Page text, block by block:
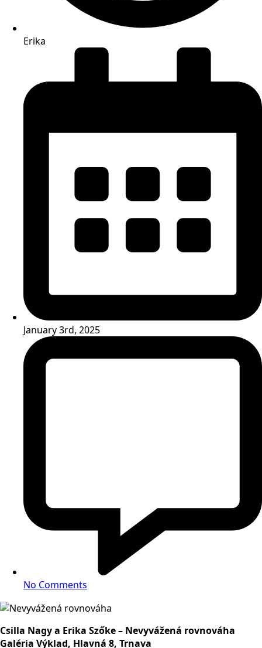
Erika
January 3rd, 2025
No Comments
Csilla Nagy a Erika Szőke – Nevyvážená rovnováha
Galéria Výklad, Hlavná 8, Trnava